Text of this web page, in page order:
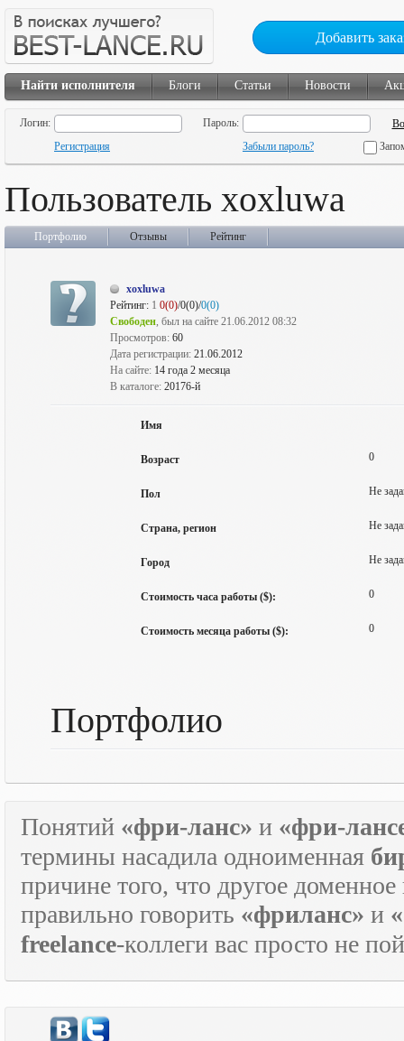
Добавить
Найти исполнителя Блоги Статьи Новости
Логин:
Пароль:
Регистрация
Забыли пароль?
Пользователь xoxluwa
Портфолио Отзывы Рейтинг
xoxluwa
Рейтинг: 1 0(0)/0(0)/0(0)
Свободен, был на сайте 21.06.2012 08:32
Просмотров: 60
Дата регистрации: 21.06.2012
На сайте: 14 года 2 месяца
В каталоге: 20176-й
Имя
Возраст 0
Пол Не
Страна, регион Не
Город Не
Стоимость часа работы ($): 0
Стоимость месяца работы ($): 0
Портфолио
Понятий «фри-ланс» и «фри-
термины насадила одноименная
причине того, что другое
правильно говорить «фриланс» и
freelance-коллеги вас просто не